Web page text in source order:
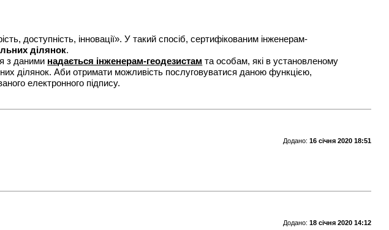
доступність, інновації». У такий спосіб, сертифікованим інженерам-
ділянок.
з даними надається інженерам-геодезистам та особам, які в установленому
ділянок. Аби отримати можливість послуговуватися даною функцією,
електронного підпису.
Додано: 16 січня 2020 18:51
Додано: 18 січня 2020 14:12